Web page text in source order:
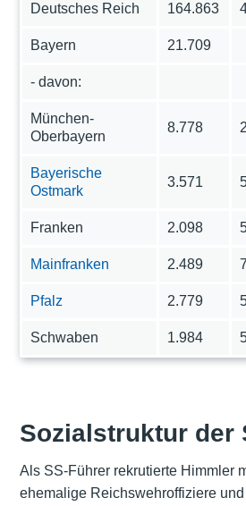
Deutsches Reich 164.863
Bayern 21.709
- davon:
München-
Oberbayern
8.778
Bayerische
Ostmark
3.571
Franken 2.098
Mainfranken 2.489
Pfalz 2.779
Schwaben 1.984
Sozialstruktur der
Als SS-Führer rekrutierte Himmler
ehemalige Reichswehroffiziere